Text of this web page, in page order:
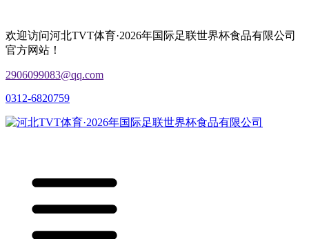
欢迎访问河北TVT体育·2026年国际足联世界杯食品有限公司
官方网站！
2906099083@qq.com
0312-6820759